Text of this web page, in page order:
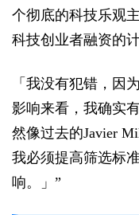
个彻底的科技乐观
科技创业者融资的
「我没有犯错，因
影响来看，我确实
然像过去的Javier
我必须提高筛选标
响。」”